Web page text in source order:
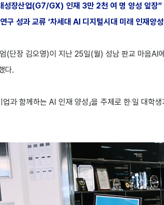
성장산업(G7/GX) 인재 3만 2천 여 명 양성 앞장”
구 성과 교류 ‘차세대 AI 디지털시대 미래 인재양성
(단장 김오영)이 지난 25일(월) 성남 판교 마음AI
다.
업과 함께하는 AI 인재 양성」을 주제로 한‧일 대